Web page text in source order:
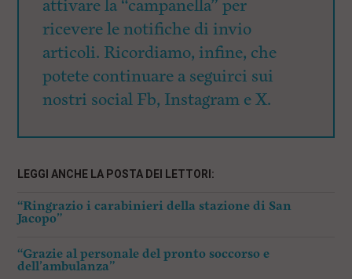
attivare la “campanella” per
ricevere le notifiche di invio
articoli. Ricordiamo, infine, che
potete continuare a seguirci sui
nostri social Fb, Instagram e X.
LEGGI ANCHE LA POSTA DEI LETTORI:
“Ringrazio i carabinieri della stazione di San
Jacopo”
“Grazie al personale del pronto soccorso e
dell’ambulanza”